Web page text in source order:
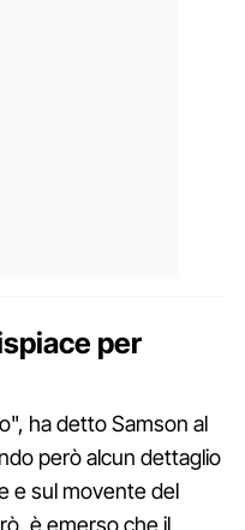
per
ha detto Samson al
però alcun dettaglio
e sul movente del
è emerso che il